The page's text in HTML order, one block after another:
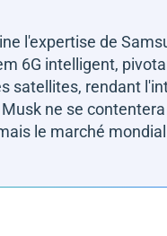
l'expertise de
6G intelligent,
satellites, rendant
ne se
le marché